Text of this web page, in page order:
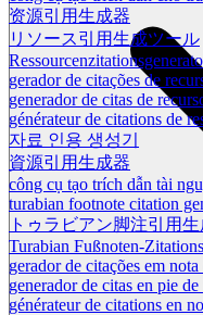
资源引用生成器
リソース引用生成ツール
gerador de citações de
generador de citas de
générateur de citations de
자료 인용 생성기
資源引用生成器
công cụ tạo trích dẫn tài
turabian footnote citation
トゥラビアン脚注引用
Turabian Fußnoten-
gerador de citações em
generador de citas en pie
générateur de citations en